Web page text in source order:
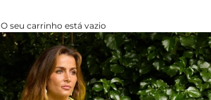
O seu carrinho está vazio